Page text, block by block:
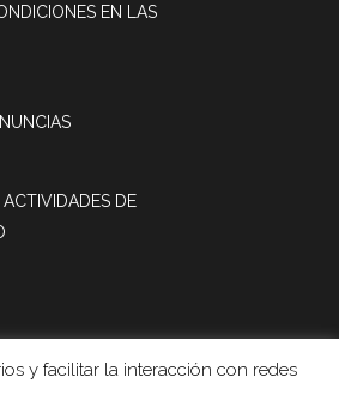
EN LAS
ACTIVIDADES DE
y facilitar la interacción con redes